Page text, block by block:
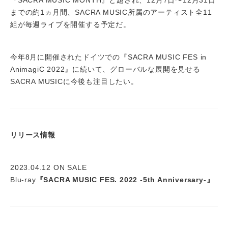
までの約1ヵ月間、SACRA MUSIC所属のアーティスト全11
組が毎週ライブを開催する予定だ。
今年8月に開催されたドイツでの『SACRA MUSIC FES in
AnimagiC 2022』に続いて、グローバルな展開を見せる
SACRA MUSICに今後も注目したい。
リリース情報
2023.04.12 ON SALE
Blu-ray 『SACRA MUSIC FES. 2022 -5th Anniversary-』